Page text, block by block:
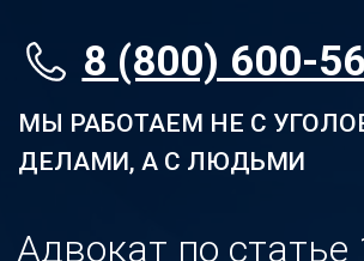
Адвокат по статье 159 УК
в мошенничестве
МЫ РАБОТАЕМ НЕ С УГОЛОВНЫМИ
ДЕЛАМИ, А С ЛЮДЬМИ
8 (800) 600-56-69